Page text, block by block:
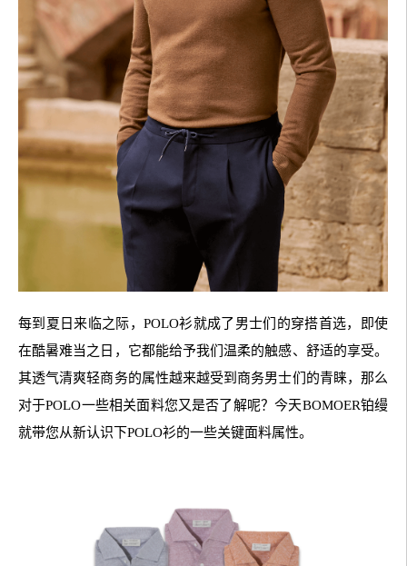
每到夏日来临之际，POLO衫就成了男士们的穿搭首选，即使
在酷暑难当之日，它都能给予我们温柔的触感、舒适的享受。
其透气清爽轻商务的属性越来越受到商务男士们的青睐，那么
对于POLO一些相关面料您又是否了解呢？今天BOMOER铂缦
就带您从新认识下POLO衫的一些关键面料属性。